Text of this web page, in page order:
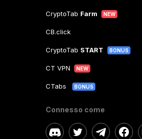
CryptoTab Farm NEW
CB.click
CryptoTab START BONUS
CT VPN NEW
CTabs BONUS
Connesso come